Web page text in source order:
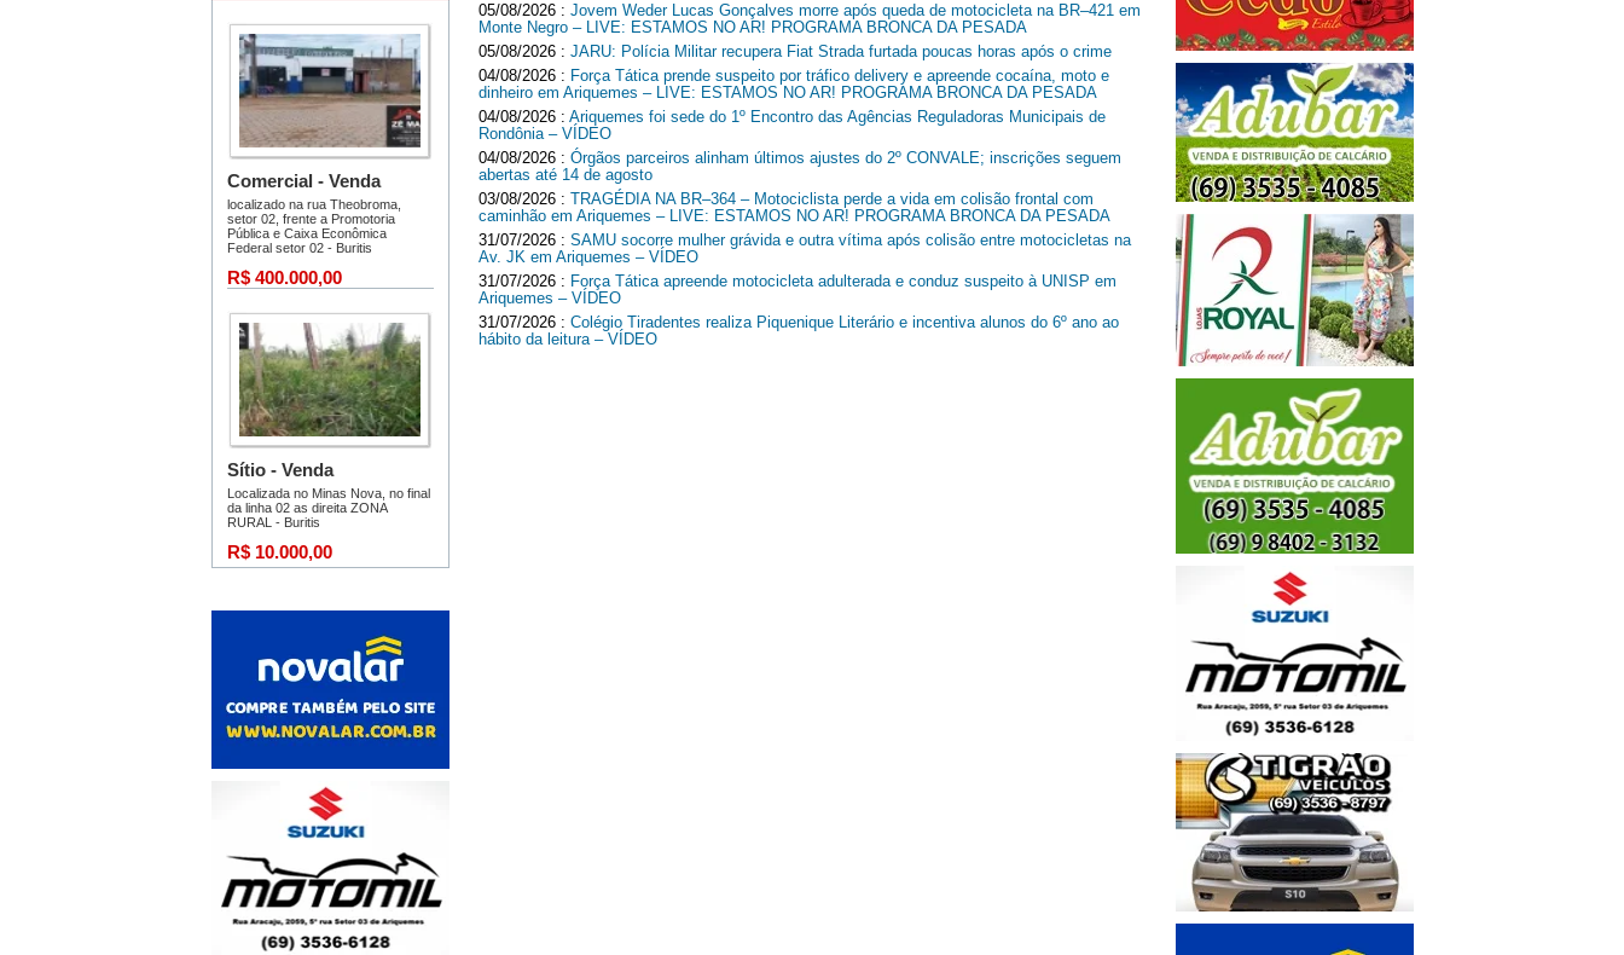
05/08/2026 : Jovem Weder Lucas Gonçalves morre após queda de motocicleta na BR–421 em
Monte Negro – LIVE: ESTAMOS NO AR! PROGRAMA BRONCA DA PESADA
05/08/2026 : JARU: Polícia Militar recupera Fiat Strada furtada poucas horas após o crime
04/08/2026 : Força Tática prende suspeito por tráfico delivery e apreende cocaína, moto e
dinheiro em Ariquemes – LIVE: ESTAMOS NO AR! PROGRAMA BRONCA DA PESADA
04/08/2026 : Ariquemes foi sede do 1º Encontro das Agências Reguladoras Municipais de
Rondônia – VÍDEO
04/08/2026 : Órgãos parceiros alinham últimos ajustes do 2º CONVALE; inscrições seguem
abertas até 14 de agosto
03/08/2026 : TRAGÉDIA NA BR–364 – Motociclista perde a vida em colisão frontal com
caminhão em Ariquemes – LIVE: ESTAMOS NO AR! PROGRAMA BRONCA DA PESADA
31/07/2026 : SAMU socorre mulher grávida e outra vítima após colisão entre motocicletas na
Av. JK em Ariquemes – VÍDEO
31/07/2026 : Força Tática apreende motocicleta adulterada e conduz suspeito à UNISP em
Ariquemes – VÍDEO
31/07/2026 : Colégio Tiradentes realiza Piquenique Literário e incentiva alunos do 6º ano ao
hábito da leitura – VÍDEO